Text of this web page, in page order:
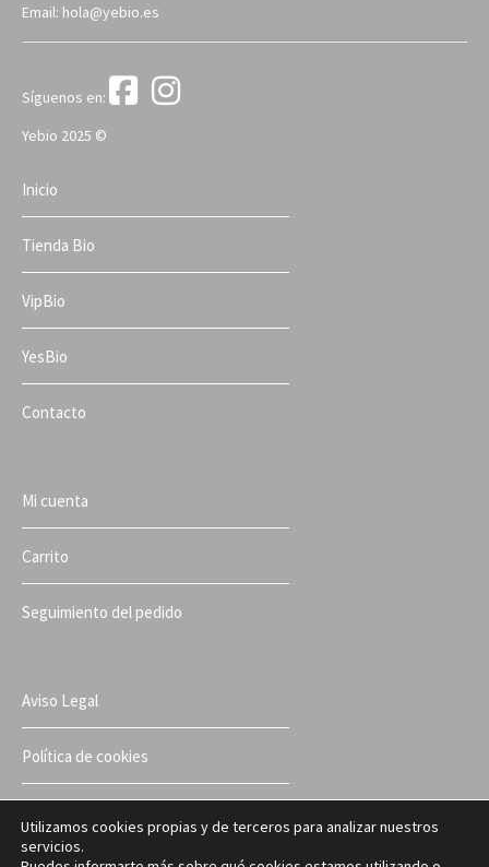
Email: hola@yebio.es
Síguenos en:
Yebio 2025 ©
Inicio
Tienda Bio
VipBio
YesBio
Contacto
Mi cuenta
Carrito
Seguimiento del pedido
Aviso Legal
Política de cookies
Utilizamos cookies propias y de terceros para analizar nuestros
servicios.